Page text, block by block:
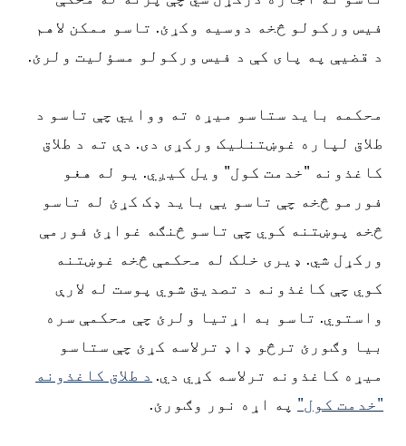
فیس ورکولو څخه دوسیه وکړئ. تاسو ممکن لاهم
د قضیې په پای کې د فیس ورکولو مسؤلیت ولرئ.
محکمه باید ستاسو میړه ته ووایي چې تاسو د
طلاق لپاره غوښتنلیک ورکړی دی. دې ته د طلاق
کاغذونه "خدمت کول" ویل کیږي. یو له هغو
فورمو څخه چې تاسو یې باید ډک کړئ له تاسو
څخه پوښتنه کوي چې تاسو څنګه غواړئ فورمې
ورکړل شي. ډیری خلک له محکمې څخه غوښتنه
کوي چې کاغذونه د تصدیق شوي پوست له لارې
واستوي. تاسو به اړتیا ولرئ چې محکمې سره
بیا وګورئ ترڅو ډاډ ترلاسه کړئ چې ستاسو
میړه کاغذونه ترلاسه کړي دي. د طلاق کاغذونه
"خدمت کول" په اړه نور وګورئ.